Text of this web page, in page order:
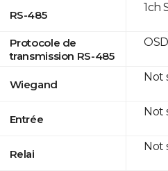
RS-485
Protocole de
transmission RS-485
Wiegand
Entrée
Relai
1ch
Not
Not
Not